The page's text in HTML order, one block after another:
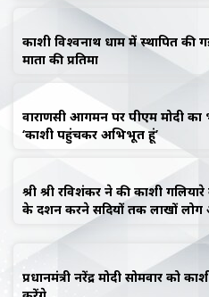
काशी विश्वनाथ धाम में स्थापित की
माता की प्रतिमा
वाराणसी आगमन पर पीएम मोदी का
‘काशी पहुंचकर अभिभूत हूं’
श्री श्री रविशंकर ने की काशी
के दर्शन करने सदियों तक लाखों
प्रधानमंत्री नरेंद्र मोदी सोमवार को